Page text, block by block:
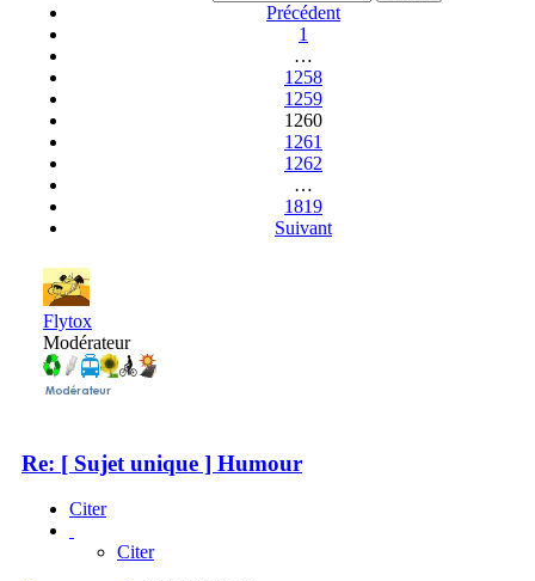
Précédent
1
…
1258
1259
1260
1261
1262
…
1819
Suivant
Flytox
Modérateur
Re: [ Sujet unique ] Humour
Citer
Citer